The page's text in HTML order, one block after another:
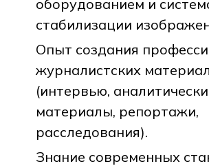
оборудованием и
стабилизации
Опыт создания
журналистских
(интервью,
материалы, репортажи,
расследования).
Знание современных